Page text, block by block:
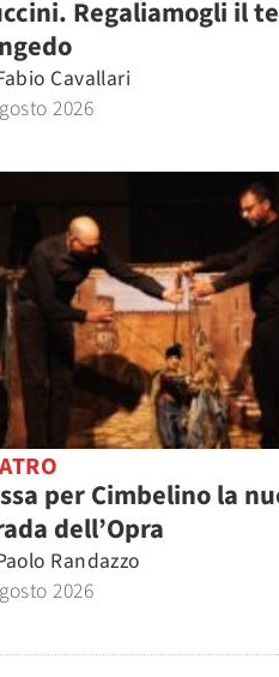
Regaliamogli il
Cavallari
2026
per Cimbelino la
dell’Opra
Randazzo
2026